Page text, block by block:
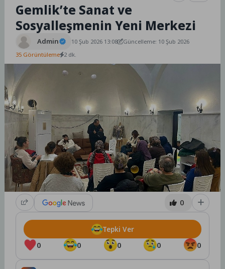
Gemlik’te Sanat ve
Sosyalleşmenin Yeni Merkezi
Admin 10 Şub 2026 13:08
Güncelleme: 10 Şub 2026
35 Görüntüleme 2 dk.
0
0 0 0 0 0
Tepki Ver